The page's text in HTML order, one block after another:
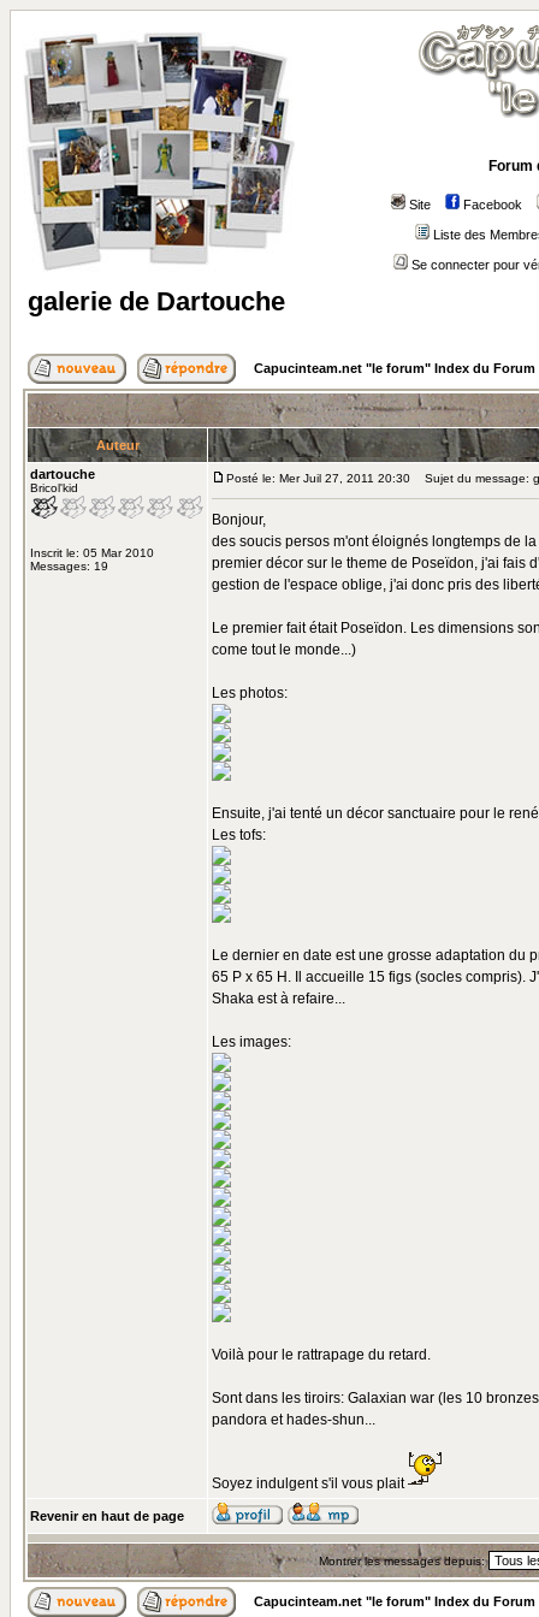
Forum
Site Facebook
Liste des
Se connecter pour
galerie de Dartouche
Capucinteam.net "le forum" Index du Forum
Auteur
dartouche
Bricol'kid
Inscrit le: 05 Mar 2010
Messages: 19
Posté le: Mer Juil 27, 2011 20:30 Sujet du message:
Bonjour,
des soucis persos m'ont éloignés longtemps de
premier décor sur le theme de Poseïdon, j'ai fais
gestion de l'espace oblige, j'ai donc pris des
Le premier fait était Poseïdon. Les dimensions
come tout le monde...)
Les photos:
Ensuite, j'ai tenté un décor sanctuaire pour le
Les tofs:
Le dernier en date est une grosse adaptation du
65 P x 65 H. Il accueille 15 figs (socles compris).
Shaka est à refaire...
Les images:
Voilà pour le rattrapage du retard.
Sont dans les tiroirs: Galaxian war (les 10
pandora et hades-shun...
Soyez indulgent s'il vous plait
Revenir en haut de page
Montrer les messages depuis:
Capucinteam.net "le forum" Index du Forum